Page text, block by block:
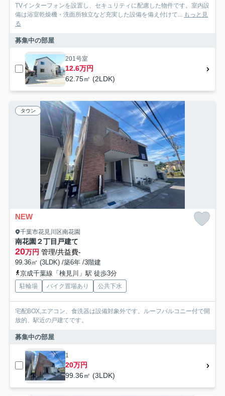
TVインターフォンを設置し、セキュリティに配慮した物件です。室内設
備は浴室乾燥機・洗面所独立など充実した設備を備え付けて...
もっと見
る
募集中の部屋
201号室
12.6万円
62.75㎡ (2LDK)
タウン
NEW
千葉市花見川区南花園
南花園２丁目戸建て
20万円 管理/共益費-
99.36㎡ (3LDK) /築6年 /3階建
京成千葉線「検見川」駅 徒歩3分
駐輪場 バイク置場あり 公共下水
宅配BOX,エアコン、食洗器は設備対象外です。ルーフバルコニー付で開
放的、駅近の戸建てです。
募集中の部屋
1
20万円
99.36㎡ (3LDK)